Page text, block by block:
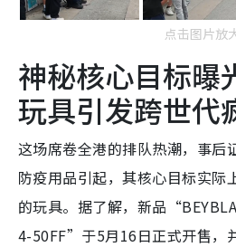
点击图片放
神秘核心目标曝
玩具引发跨世代
这场席卷全港的排队热潮，事后
防疫用品引起，其核心目标实际
的玩具。据了解，新品
4-50FF”于5月16日正式开售，